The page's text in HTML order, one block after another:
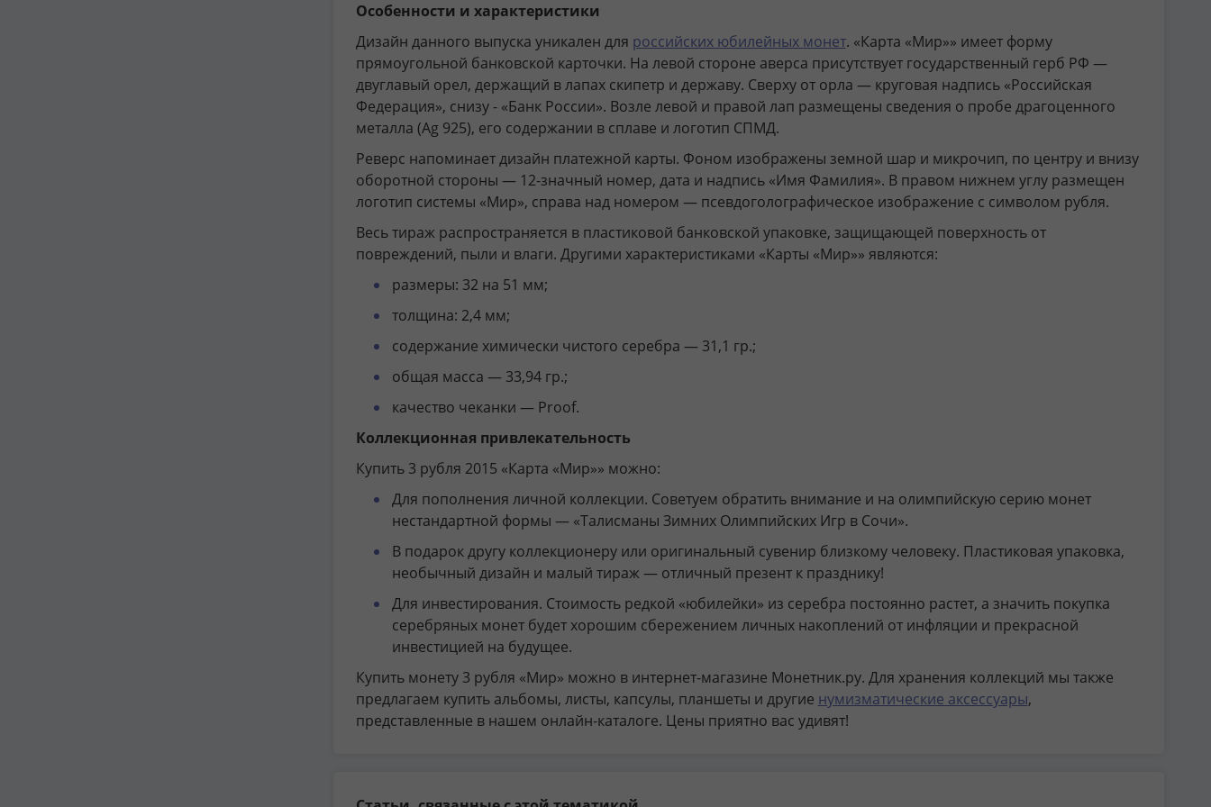
Особенности и характеристики
Дизайн данного выпуска уникален для российских юбилейных монет. «Карта «Мир»» имеет форму
прямоугольной банковской карточки. На левой стороне аверса присутствует государственный герб РФ —
двуглавый орел, держащий в лапах скипетр и державу. Сверху от орла — круговая надпись «Российская
Федерация», снизу - «Банк России». Возле левой и правой лап размещены сведения о пробе драгоценного
металла (Ag 925), его содержании в сплаве и логотип СПМД.
Реверс напоминает дизайн платежной карты. Фоном изображены земной шар и микрочип, по центру и внизу
оборотной стороны — 12-значный номер, дата и надпись «Имя Фамилия». В правом нижнем углу размещен
логотип системы «Мир», справа над номером — псевдоголографическое изображение с символом рубля.
Весь тираж распространяется в пластиковой банковской упаковке, защищающей поверхность от
повреждений, пыли и влаги. Другими характеристиками «Карты «Мир»» являются:
размеры: 32 на 51 мм;
толщина: 2,4 мм;
содержание химически чистого серебра — 31,1 гр.;
общая масса — 33,94 гр.;
качество чеканки — Proof.
Коллекционная привлекательность
Купить 3 рубля 2015 «Карта «Мир»» можно:
Для пополнения личной коллекции. Советуем обратить внимание и на олимпийскую серию монет
нестандартной формы — «Талисманы Зимних Олимпийских Игр в Сочи».
В подарок другу коллекционеру или оригинальный сувенир близкому человеку. Пластиковая упаковка,
необычный дизайн и малый тираж — отличный презент к празднику!
Для инвестирования. Стоимость редкой «юбилейки» из серебра постоянно растет, а значить покупка
серебряных монет будет хорошим сбережением личных накоплений от инфляции и прекрасной
инвестицией на будущее.
Купить монету 3 рубля «Мир» можно в интернет-магазине Монетник.ру. Для хранения коллекций мы также
предлагаем купить альбомы, листы, капсулы, планшеты и другие нумизматические аксессуары,
представленные в нашем онлайн-каталоге. Цены приятно вас удивят!